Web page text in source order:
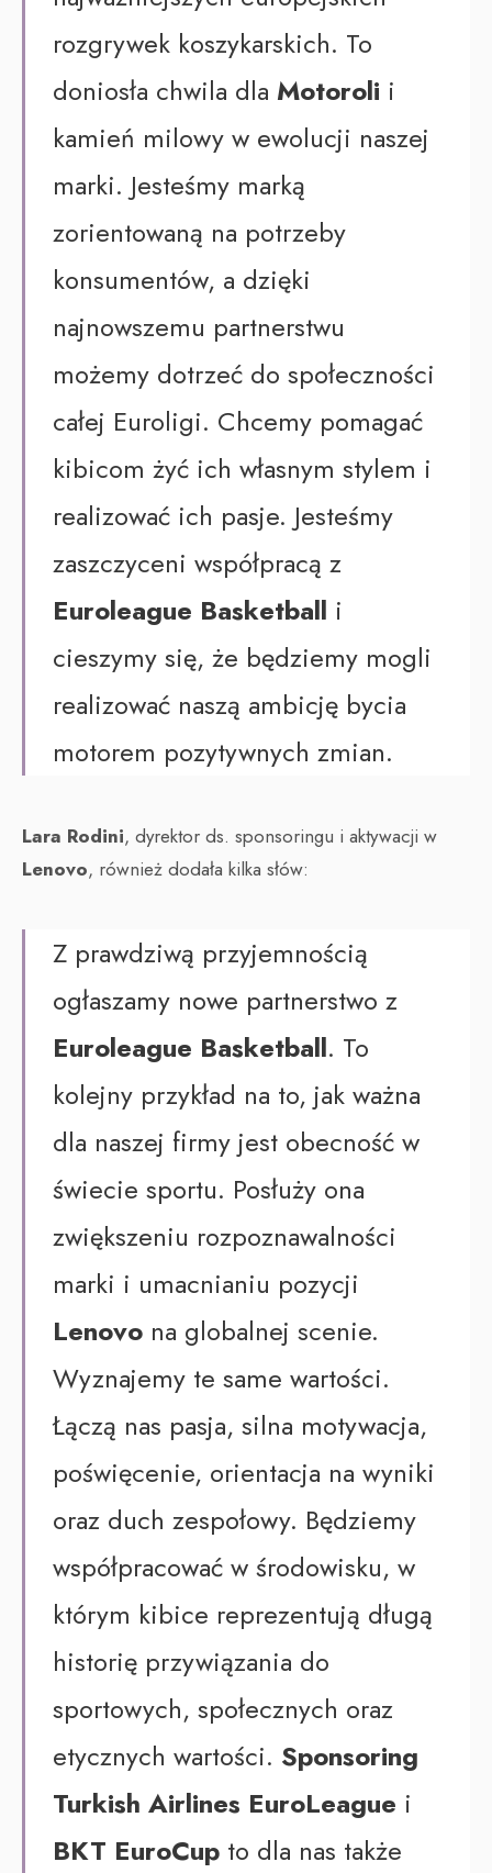
rozgrywek koszykarskich. To
doniosła chwila dla Motoroli i
kamień milowy w ewolucji naszej
marki. Jesteśmy marką
zorientowaną na potrzeby
konsumentów, a dzięki
najnowszemu partnerstwu
możemy dotrzeć do społeczności
całej Euroligi. Chcemy pomagać
kibicom żyć ich własnym stylem i
realizować ich pasje. Jesteśmy
zaszczyceni współpracą z
Euroleague Basketball i
cieszymy się, że będziemy mogli
realizować naszą ambicję bycia
motorem pozytywnych zmian.
Lara Rodini, dyrektor ds. sponsoringu i aktywacji w
Lenovo, również dodała kilka słów:
Z prawdziwą przyjemnością
ogłaszamy nowe partnerstwo z
Euroleague Basketball. To
kolejny przykład na to, jak ważna
dla naszej firmy jest obecność w
świecie sportu. Posłuży ona
zwiększeniu rozpoznawalności
marki i umacnianiu pozycji
Lenovo na globalnej scenie.
Wyznajemy te same wartości.
Łączą nas pasja, silna motywacja,
poświęcenie, orientacja na wyniki
oraz duch zespołowy. Będziemy
współpracować w środowisku, w
którym kibice reprezentują długą
historię przywiązania do
sportowych, społecznych oraz
etycznych wartości. Sponsoring
Turkish Airlines EuroLeague i
BKT EuroCup to dla nas także